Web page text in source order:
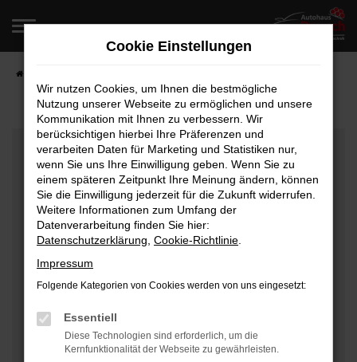
Zum
springen
Fehler: Network Error
Beim Laden ist ein Fehler aufgetreten.
Hier sind ein paar Tipps, die dir helfen können:
Überprüfe deine Firewall und deine
Internetverbindung.
Laden andere Webseiten, zum Beispiel deine
Manche Erweiterungen, wie Werbeblocker, können
das Laden bestimmter Seiten verhindern.
Funktioniert die Seite in einem anderen Browser
Cookie Einstellungen
Wir nutzen Cookies, um Ihnen die bestmögliche
Nutzung unserer Webseite zu ermöglichen und unsere
Kommunikation mit Ihnen zu verbessern. Wir
berücksichtigen hierbei Ihre Präferenzen und
verarbeiten Daten für Marketing und Statistiken nur,
wenn Sie uns Ihre Einwilligung geben. Wenn Sie zu
einem späteren Zeitpunkt Ihre Meinung ändern, können
Sie die Einwilligung jederzeit für die Zukunft widerrufen.
Weitere Informationen zum Umfang der
Datenverarbeitung finden Sie hier:
Datenschutzerklärung Cookie-Richtlinie
Impressum
Folgende Kategorien von Cookies werden von uns eingesetzt:
Essentiell
Diese Technologien sind erforderlich, um die
Kernfunktionalität der Webseite zu gewährleisten.